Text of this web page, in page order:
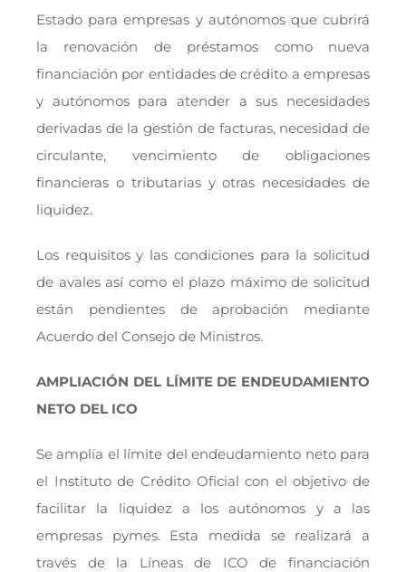
Estado para empresas y autónomos que cubrirá
la renovación de préstamos como nueva
financiación por entidades de crédito a empresas
y autónomos para atender a sus necesidades
derivadas de la gestión de facturas, necesidad de
circulante, vencimiento de obligaciones
financieras o tributarias y otras necesidades de
liquidez.
Los requisitos y las condiciones para la solicitud
de avales así como el plazo máximo de solicitud
están pendientes de aprobación mediante
Acuerdo del Consejo de Ministros.
AMPLIACIÓN DEL LÍMITE DE ENDEUDAMIENTO
NETO DEL ICO
Se amplía el límite del endeudamiento neto para
el Instituto de Crédito Oficial con el objetivo de
facilitar la liquidez a los autónomos y a las
empresas pymes. Esta medida se realizará a
través de la Líneas de ICO de financiación